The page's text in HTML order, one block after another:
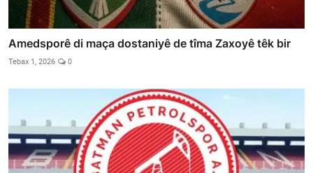
Amedsporê di maça dostaniyê de tîma Zaxoyê têk bir
Tebax 1, 2026 0